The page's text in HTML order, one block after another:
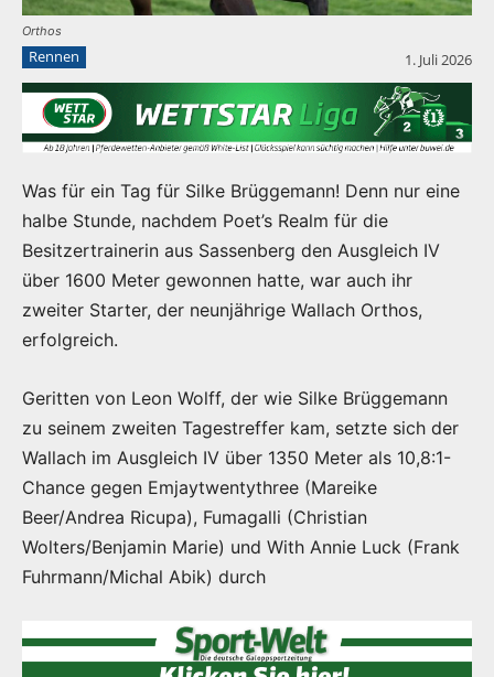
Orthos
Rennen 1. Juli 2026
Was für ein Tag für Silke Brüggemann! Denn nur eine
halbe Stunde, nachdem Poet’s Realm für die
Besitzertrainerin aus Sassenberg den Ausgleich IV
über 1600 Meter gewonnen hatte, war auch ihr
zweiter Starter, der neunjährige Wallach Orthos,
erfolgreich.
Geritten von Leon Wolff, der wie Silke Brüggemann
zu seinem zweiten Tagestreffer kam, setzte sich der
Wallach im Ausgleich IV über 1350 Meter als 10,8:1-
Chance gegen Emjaytwentythree (Mareike
Beer/Andrea Ricupa), Fumagalli (Christian
Wolters/Benjamin Marie) und With Annie Luck (Frank
Fuhrmann/Michal Abik) durch